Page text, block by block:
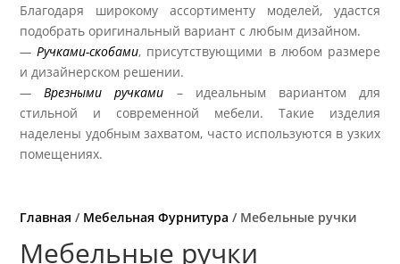
Благодаря широкому ассортименту моделей, удастся
подобрать оригинальный вариант с любым дизайном.
—Ручками-скобами, присутствующими в любом размере
и дизайнерском решении.
—Врезными ручками – идеальным вариантом для
стильной и современной мебели. Такие изделия
наделены удобным захватом, часто используются в узких
помещениях.
Главная / Мебельная Фурнитура / Мебельные ручки
Мебельные ручки